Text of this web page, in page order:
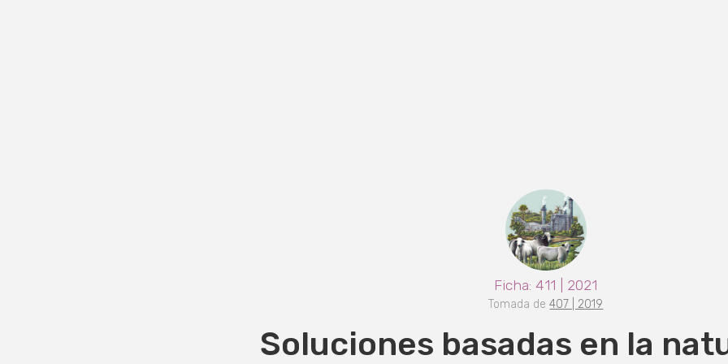
Ficha: 411 | 2021
Tomada de407 | 2019
Soluciones basadas en la